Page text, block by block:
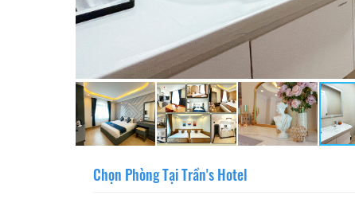
Chọn Phòng Tại Trần's Hotel